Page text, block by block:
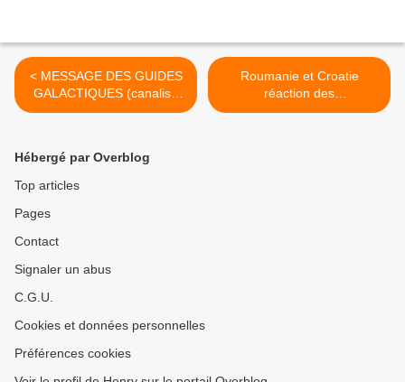
< MESSAGE DES GUIDES
GALACTIQUES (canalisé
par Steeve Rother)
Roumanie et Croatie
réaction des
gouvernements : enquêtes
Hébergé par Overblog
Top articles
Pages
Contact
Signaler un abus
C.G.U.
Cookies et données personnelles
Préférences cookies